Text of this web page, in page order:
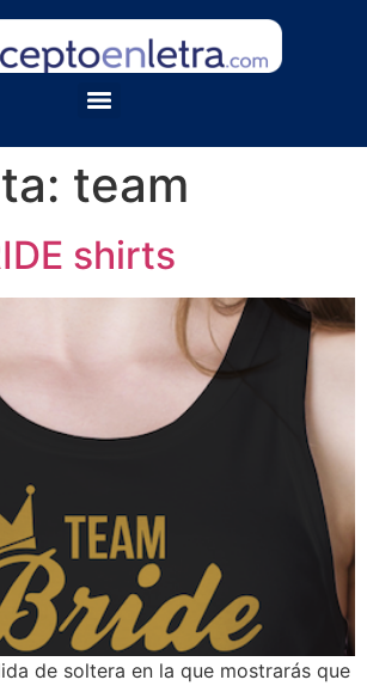
team
shirts
de soltera en la que mostrarás que